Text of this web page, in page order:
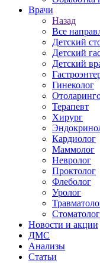
Врачи
Назад
Все
Детский
Детский
Детский
Гинеколог
Терапевт
Хирург
Кардиолог
Маммолог
Невролог
Проктолог
Флеболог
Уролог
Стоматолог
Новости и акции
ДМС
Анализы
Статьи